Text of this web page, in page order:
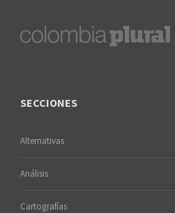
SECCIONES
Alternativas
Análisis
Cartografías